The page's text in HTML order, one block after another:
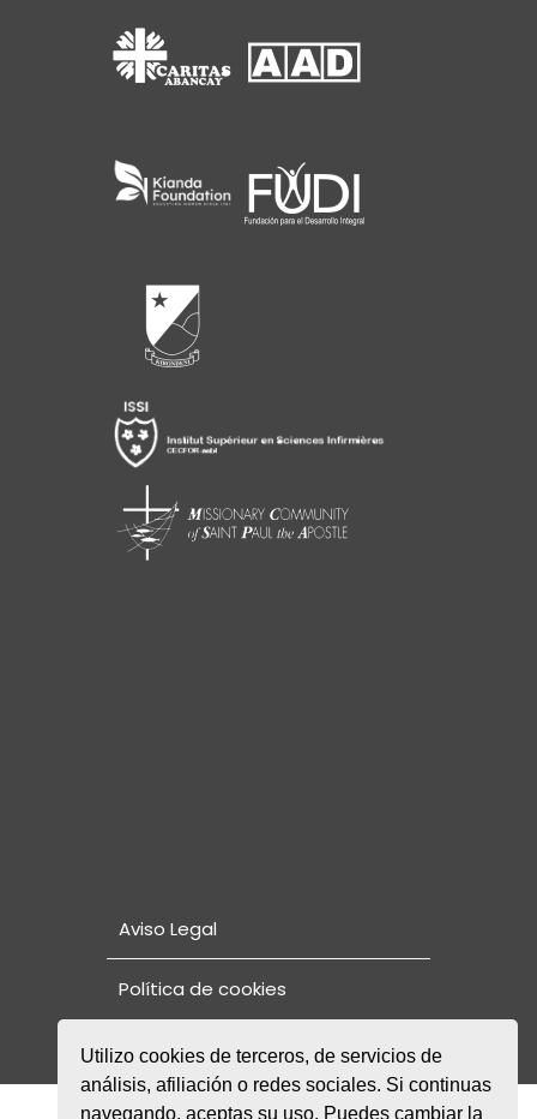
Aviso Legal
Política de cookies
Utilizo cookies de terceros, de servicios de
análisis, afiliación o redes sociales. Si continuas
navegando, aceptas su uso. Puedes cambiar la